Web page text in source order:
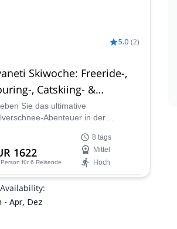
5.0 (2)
Skiwoche: Freeride-,
, Catskiing- &
Abenteuer
Sie das ultimative
Abenteuer in der
Freeriding, Skitouren im
abgelegene Aufstiege,
und Catskiing in einer
Skiwoche kombiniert.
1622
für 6 Reisende
8 tags
Mittel
Hoch
Availability:
- Apr, Dez